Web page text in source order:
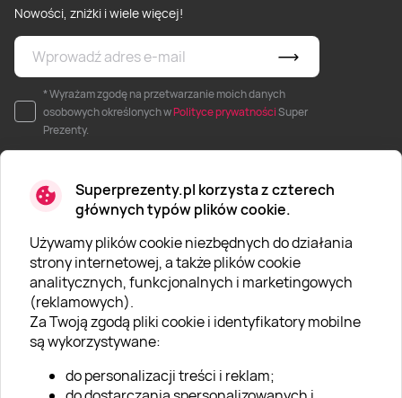
Superprezenty.pl korzysta z czterech
głównych typów plików cookie.
Używamy plików cookie niezbędnych do działania
strony internetowej, a także plików cookie
analitycznych, funkcjonalnych i marketingowych
(reklamowych).
Za Twoją zgodą pliki cookie i identyfikatory mobilne
są wykorzystywane:
do personalizacji treści i reklam;
Nowości, zniżki i wiele więcej!
* Wyrażam zgodę na przetwarzanie moich danych
osobowych określonych wPolityce prywatnościSuper
Prezenty.
O SUPERPREZENTY
O nas
Aktualności
Kariera w Super Prezentach